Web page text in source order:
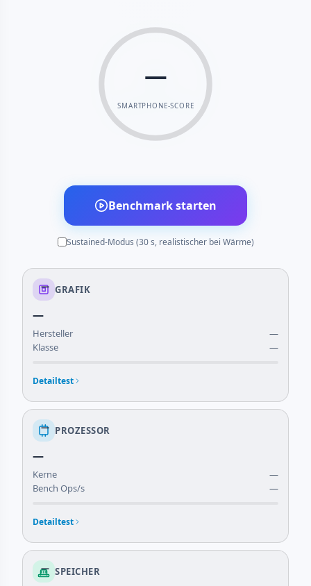
—
SMARTPHONE-SCORE
Benchmark starten
Sustained-Modus (30 s, realistischer bei Wärme)
GRAFIK
—
—
Hersteller
—
Klasse
—
Detailtest
PROZESSOR
—
—
Kerne
—
Bench Ops/s
—
Detailtest
SPEICHER
—